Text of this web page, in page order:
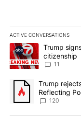
ACTIVE CONVERSATIONS
The following is a list
A trending article
Trump
citizenship
11
A trending article
Trump
Reflecting
120